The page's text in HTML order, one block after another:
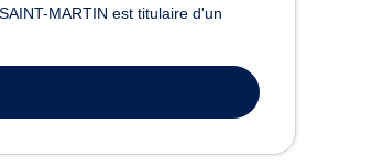
MARTIN est titulaire d'un